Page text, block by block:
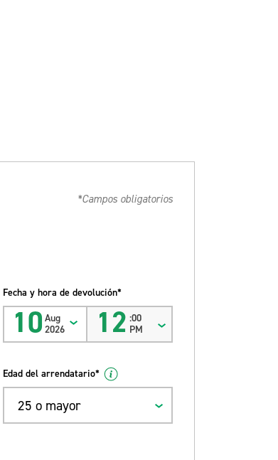
*Campos obligatorios
Fecha y hora de devolución*
10 Aug
2026
12 :00
PM
Edad del arrendatario*
25 o mayor